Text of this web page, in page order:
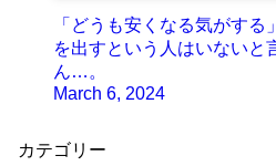
「どうも安くなる気がす
を出すという人はいないと
ん…。
March 6, 2024
カテゴリー